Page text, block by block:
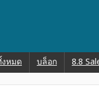
หมด บล็อก 8.8